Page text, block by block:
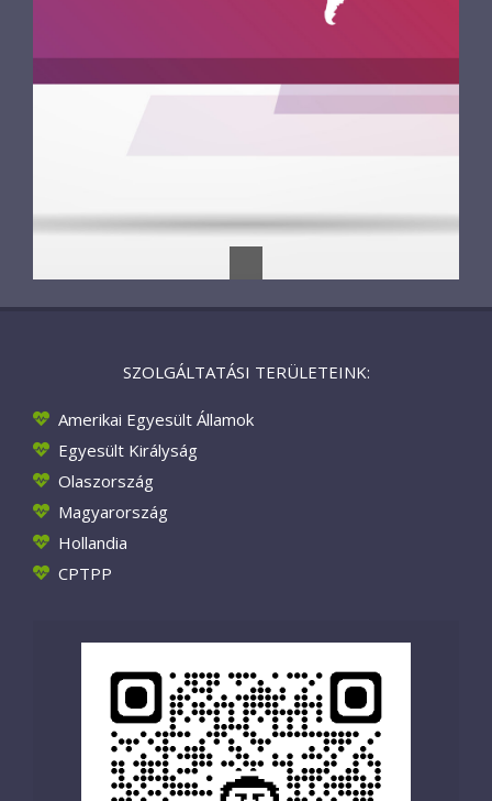
SZOLGÁLTATÁSI TERÜLETEINK:
Amerikai Egyesült Államok
Egyesült Királyság
Olaszország
Magyarország
Hollandia
CPTPP